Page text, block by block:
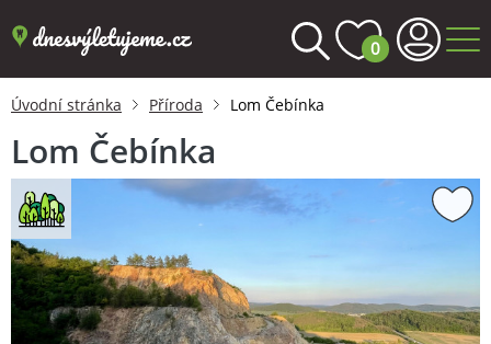
0
Úvodní stránka Příroda Lom Čebínka
Lom Čebínka